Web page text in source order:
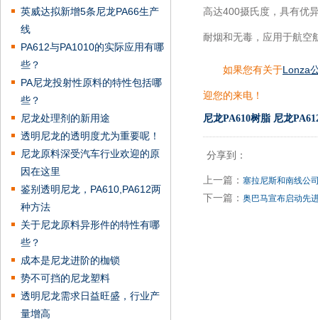
英威达拟新增5条尼龙PA66生产
线
PA612与PA1010的实际应用有哪
些？
PA尼龙投射性原料的特性包括哪
些？
尼龙处理剂的新用途
透明尼龙的透明度尤为重要呢！
尼龙原料深受汽车行业欢迎的原
因在这里
鉴别透明尼龙，PA610,PA612两
种方法
关于尼龙原料异形件的特性有哪
些？
成本是尼龙进阶的枷锁
势不可挡的尼龙塑料
透明尼龙需求日益旺盛，行业产
量增高
高达400摄氏度，具有优
耐烟和无毒，应用于航空
如果您有关于Lonza
迎您的来电！
尼龙PA610树脂 尼龙
分享到：
上一篇： 塞拉尼斯和南线公
下一篇： 奥巴马宣布启动先